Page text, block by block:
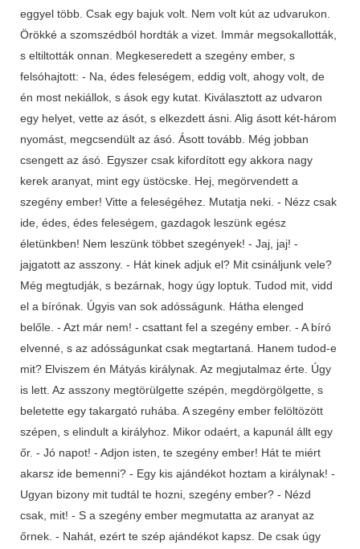
eggyel több. Csak egy bajuk volt. Nem volt kút az udvarukon.
Örökké a szomszédból hordták a vizet. Immár megsokallották,
s eltiltották onnan. Megkeseredett a szegény ember, s
felsóhajtott: - Na, édes feleségem, eddig volt, ahogy volt, de
én most nekiállok, s ások egy kutat. Kiválasztott az udvaron
egy helyet, vette az ásót, s elkezdett ásni. Alig ásott két-három
nyomást, megcsendült az ásó. Ásott tovább. Még jobban
csengett az ásó. Egyszer csak kifordított egy akkora nagy
kerek aranyat, mint egy üstöcske. Hej, megörvendett a
szegény ember! Vitte a feleségéhez. Mutatja neki. - Nézz csak
ide, édes, édes feleségem, gazdagok leszünk egész
életünkben! Nem leszünk többet szegények! - Jaj, jaj! -
jajgatott az asszony. - Hát kinek adjuk el? Mit csináljunk vele?
Még megtudják, s bezárnak, hogy úgy loptuk. Tudod mit, vidd
el a bírónak. Úgyis van sok adósságunk. Hátha elenged
belőle. - Azt már nem! - csattant fel a szegény ember. - A bíró
elvenné, s az adósságunkat csak megtartaná. Hanem tudod-e
mit? Elviszem én Mátyás királynak. Az megjutalmaz érte. Úgy
is lett. Az asszony megtörülgette szépén, megdörgölgette, s
beletette egy takargató ruhába. A szegény ember felöltözött
szépen, s elindult a királyhoz. Mikor odaért, a kapunál állt egy
őr. - Jó napot! - Adjon isten, te szegény ember! Hát te miért
akarsz ide bemenni? - Egy kis ajándékot hoztam a királynak! -
Ugyan bizony mit tudtál te hozni, szegény ember? - Nézd
csak, mit! - S a szegény ember megmutatta az aranyat az
őrnek. - Nahát, ezért te szép ajándékot kapsz. De csak úgy